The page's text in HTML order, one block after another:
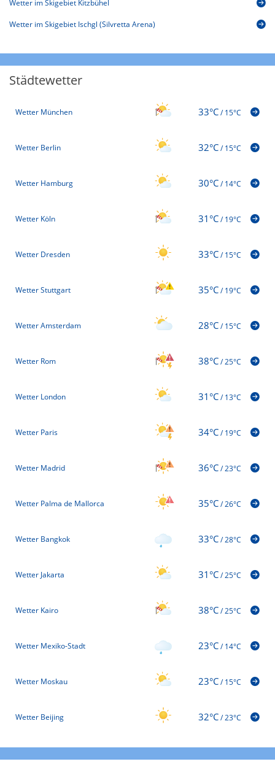
Wetter im Skigebiet Kitzbühel
Wetter im Skigebiet Ischgl (Silvretta Arena)
Städtewetter
Wetter München 33°C/15°C
Wetter Berlin 32°C/15°C
Wetter Hamburg 30°C/14°C
Wetter Köln 31°C/19°C
Wetter Dresden 33°C/15°C
Wetter Stuttgart 35°C/19°C
Wetter Amsterdam 28°C/15°C
Wetter Rom 38°C/25°C
Wetter London 31°C/13°C
Wetter Paris 34°C/19°C
Wetter Madrid 36°C/23°C
Wetter Palma de Mallorca 35°C/26°C
Wetter Bangkok 33°C/28°C
Wetter Jakarta 31°C/25°C
Wetter Kairo 38°C/25°C
Wetter Mexiko-Stadt 23°C/14°C
Wetter Moskau 23°C/15°C
Wetter Beijing 32°C/23°C